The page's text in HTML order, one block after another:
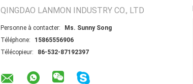
QINGDAO LANMON INDUSTRY CO., LTD
Personne à contacter:
Ms. Sunny Song
Téléphone:
15865556906
Télécopieur:
86-532-87192397